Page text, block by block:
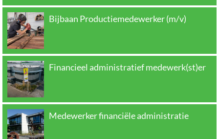
Bijbaan Productiemedewerker (m/v)
Financieel administratief medewerk(st)er
Medewerker financiële administratie